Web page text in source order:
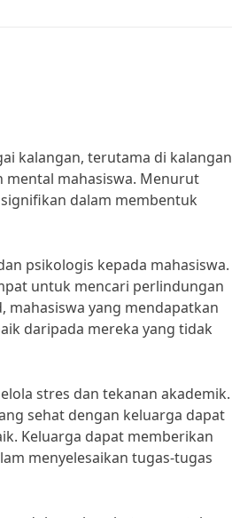
kalangan, terutama di kalangan
mental mahasiswa. Menurut
dalam membentuk
psikologis kepada mahasiswa.
untuk mencari perlindungan
yang mendapatkan
daripada mereka yang tidak
stres dan tekanan akademik.
sehat dengan keluarga dapat
Keluarga dapat memberikan
menyelesaikan tugas-tugas